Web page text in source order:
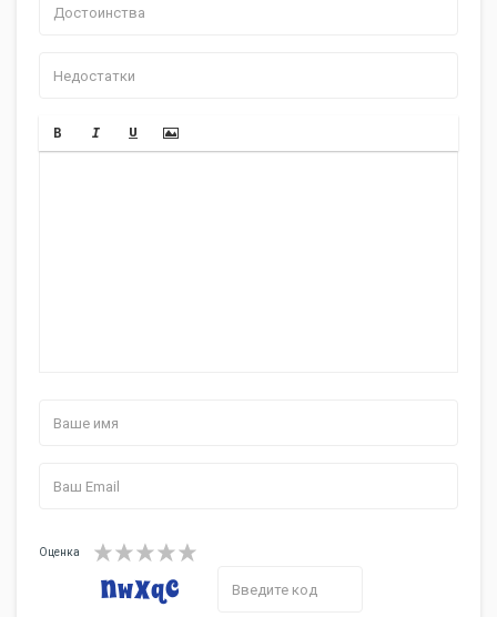
Оценка